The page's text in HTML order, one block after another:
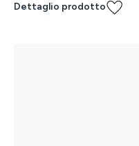
Dettaglio prodotto